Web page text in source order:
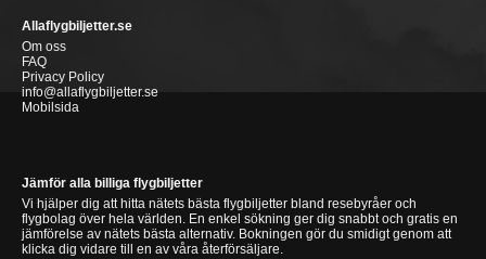
Allaflygbiljetter.se
Om oss
FAQ
Privacy Policy
info@allaflygbiljetter.se
Mobilsida
Jämför alla billiga flygbiljetter
Vi hjälper dig att hitta nätets bästa flygbiljetter bland resebyråer och
flygbolag över hela världen. En enkel sökning ger dig snabbt och gratis en
jämförelse av nätets bästa alternativ. Bokningen gör du smidigt genom att
klicka dig vidare till en av våra återförsäljare.